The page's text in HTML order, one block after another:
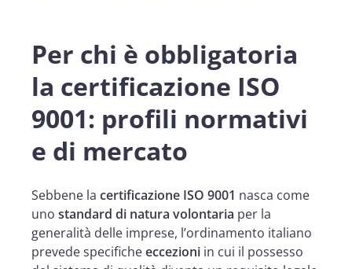
Per chi è obbligatoria
la certificazione ISO
9001: profili normativi
e di mercato
Sebbene la certificazione ISO 9001 nasca come
uno standard di natura volontaria per la
generalità delle imprese, l’ordinamento italiano
prevede specificheeccezioni in cui il possesso